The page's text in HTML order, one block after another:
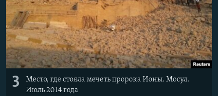
3
Место, где стояла мечеть пророка Ионы. Мосул.
Июль 2014 года